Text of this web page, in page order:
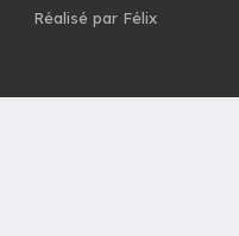
Réalisé par Félix